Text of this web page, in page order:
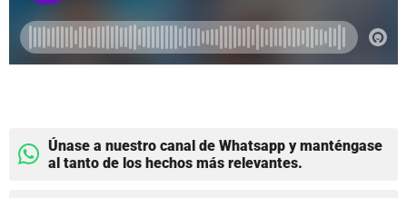
Únase a nuestro canal de Whatsapp y manténgase
al tanto de los hechos más relevantes.